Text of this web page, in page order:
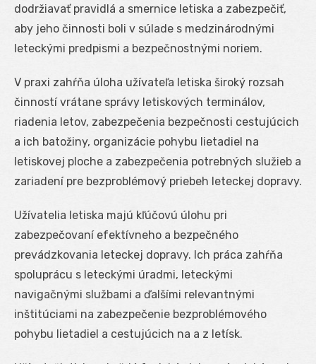
dodržiavať pravidlá a smernice letiska a zabezpečiť,
aby jeho činnosti boli v súlade s medzinárodnými
leteckými predpismi a bezpečnostnými noriem.
V praxi zahŕňa úloha užívateľa letiska široký rozsah
činností vrátane správy letiskových terminálov,
riadenia letov, zabezpečenia bezpečnosti cestujúcich
a ich batožiny, organizácie pohybu lietadiel na
letiskovej ploche a zabezpečenia potrebných služieb a
zariadení pre bezproblémový priebeh leteckej dopravy.
Užívatelia letiska majú kľúčovú úlohu pri
zabezpečovaní efektívneho a bezpečného
prevádzkovania leteckej dopravy. Ich práca zahŕňa
spoluprácu s leteckými úradmi, leteckými
navigačnými službami a ďalšími relevantnými
inštitúciami na zabezpečenie bezproblémového
pohybu lietadiel a cestujúcich na a z letísk.